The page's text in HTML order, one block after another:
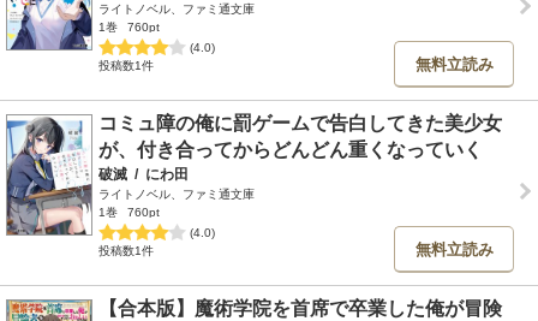
ライトノベル、ファミ通文庫
1巻
760pt
(4.0)
投稿数1件
無料立読み
コミュ障の俺に罰ゲームで告白してきた美少女
が、付き合ってからどんどん重くなっていく
破滅 / にわ田
ライトノベル、ファミ通文庫
1巻
760pt
(4.0)
投稿数1件
無料立読み
【合本版】魔術学院を首席で卒業した俺が冒険